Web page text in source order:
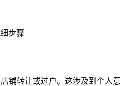
步骤
铺转让或过户。这涉及到个人意